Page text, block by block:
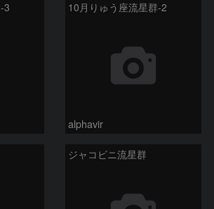
3 10月りゅう座流星群-2
alphavir
ジャコビニ流星群